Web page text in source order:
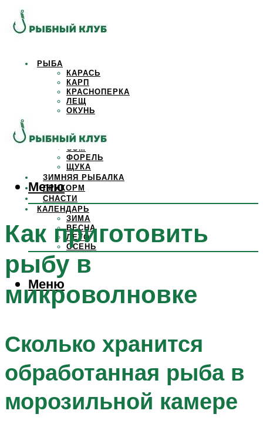
РЫБА
КАРАСЬ
КАРП
КРАСНОПЕРКА
ЛЕЩ
ОКУНЬ
САЗАН
СОМ
ФОРЕЛЬ
ЩУКА
ЗИМНЯЯ РЫБАЛКА
ПРИКОРМ
СНАСТИ
КАЛЕНДАРЬ
ЗИМА
ВЕСНА
ЛЕТО
ОСЕНЬ
Меню
Меню
Как приготовить
рыбу в
микроволновке
Сколько хранится
обработанная рыба в
морозильной камере